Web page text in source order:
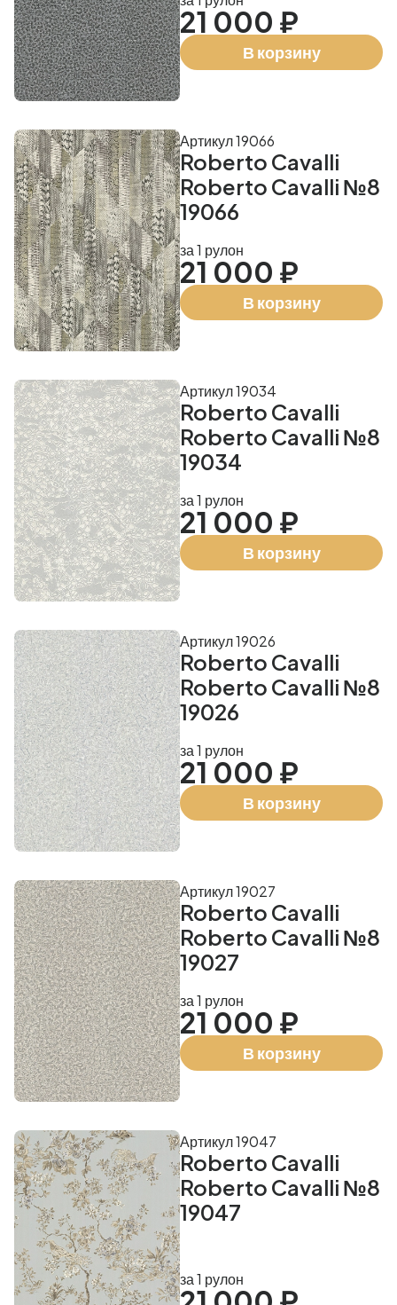
21 000 ₽
В корзину
Roberto Cavalli
Roberto Cavalli №8
19066
Артикул 19066
за 1 рулон
21 000 ₽
В корзину
Roberto Cavalli
Roberto Cavalli №8
19034
Артикул 19034
за 1 рулон
21 000 ₽
В корзину
Roberto Cavalli
Roberto Cavalli №8
19026
Артикул 19026
за 1 рулон
21 000 ₽
В корзину
Roberto Cavalli
Roberto Cavalli №8
19027
Артикул 19027
за 1 рулон
21 000 ₽
В корзину
Roberto Cavalli
Roberto Cavalli №8
19047
Артикул 19047
за 1 рулон